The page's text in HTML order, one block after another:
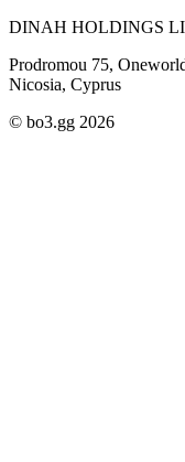
DINAH HOLDINGS
Prodromou 75,
Nicosia, Cyprus
© bo3.gg 2026